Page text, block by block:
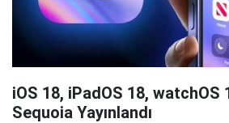
iOS 18, iPadOS 18, watchOS
Sequoia Yayınlandı